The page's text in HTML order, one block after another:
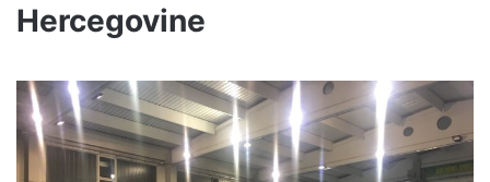
Hercegovine